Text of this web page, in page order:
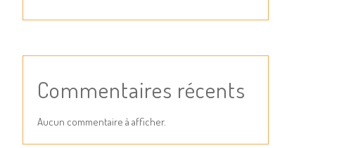
Commentaires récents
Aucun commentaire à afficher.